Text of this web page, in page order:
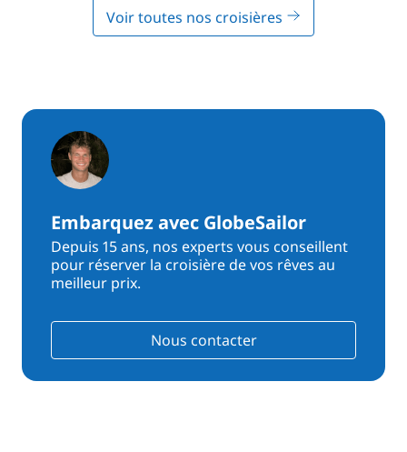
Voir toutes nos croisières
Embarquez avec GlobeSailor
Depuis 15 ans, nos experts vous conseillent
pour réserver la croisière de vos rêves au
meilleur prix.
Nous contacter